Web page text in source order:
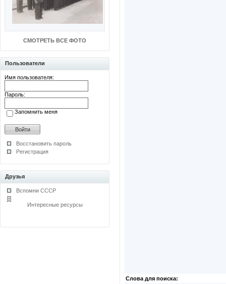
СМОТРЕТЬ ВСЕ ФОТО
Пользователи
Имя пользователя:
Пароль:
Запомнить меня
Восстановить пароль
Регистрация
Друзья
Вспомни СССР
Интересные ресурсы
Слова для поиска: